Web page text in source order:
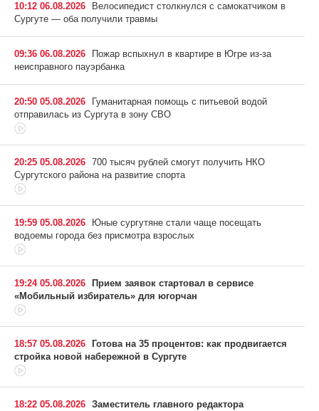
10:12 06.08.2026
Велосипедист столкнулся с самокатчиком в
Сургуте — оба получили травмы
09:36 06.08.2026
Пожар вспыхнул в квартире в Югре из-за
неисправного пауэрбанка
20:50 05.08.2026
Гуманитарная помощь с питьевой водой
отправилась из Сургута в зону СВО
20:25 05.08.2026 700 тысяч рублей смогут получить НКО
Сургутского района на развитие спорта
19:59 05.08.2026
Юные сургутяне стали чаще посещать
водоемы города без присмотра взрослых
19:24 05.08.2026
Прием заявок стартовал в сервисе
«Мобильный избиратель» для югорчан
18:57 05.08.2026
Готова на 35 процентов: как продвигается
стройка новой набережной в Сургуте
18:22 05.08.2026 Заместитель главного редактора